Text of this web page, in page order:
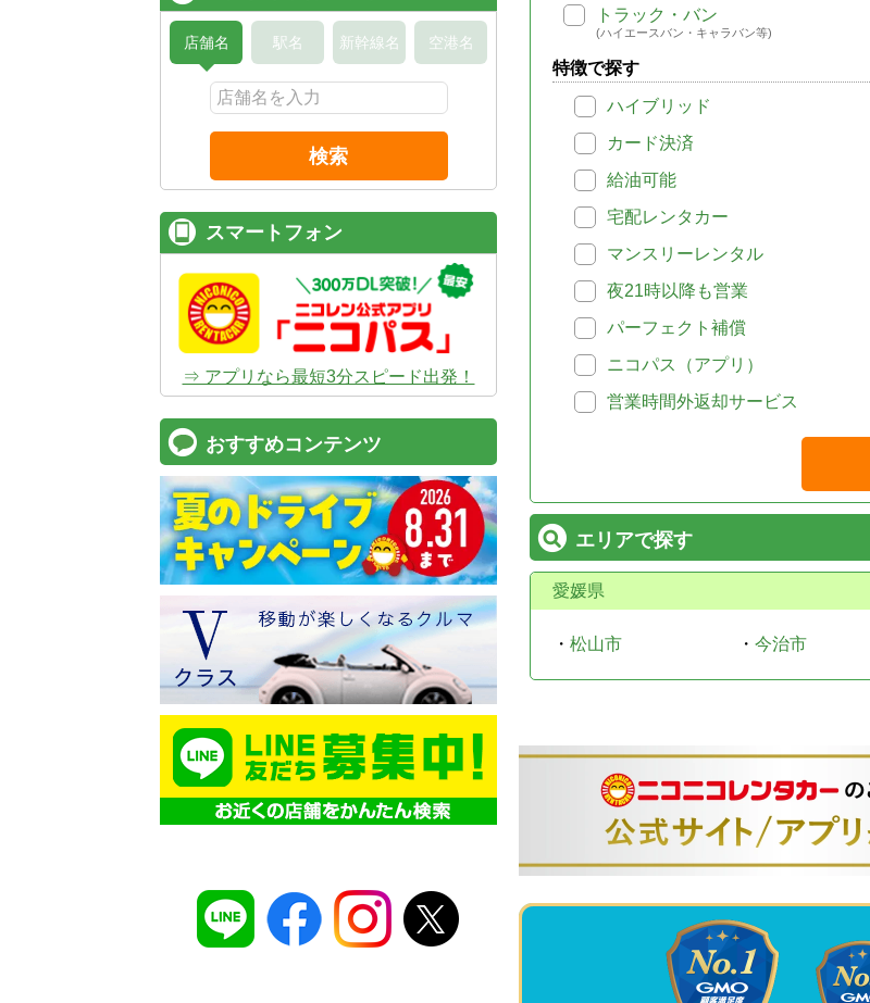
トラック・バン
(ハイエースバン・キャラバン等)
特徴で探す
ハイブリッド
カード決済
給油可能
宅配レンタカー
マンスリーレンタル
夜21時以降も営業
パーフェクト補償
ニコパス（アプリ）
営業時間外返却サービス
エリアで探す
愛媛県
・ 松山市 ・ 今治市
店舗名 駅名 新幹線名 空港名
検索
スマートフォン
⇒ アプリなら最短3分スピード出発！
おすすめコンテンツ